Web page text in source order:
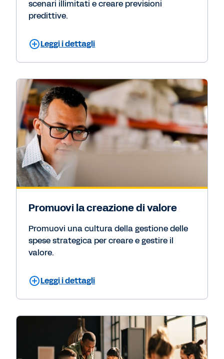
scenari illimitati e creare previsioni
predittive.
Leggi i dettagli
Promuovi la creazione di valore
Promuovi una cultura della gestione delle
spese strategica per creare e gestire il
valore.
Leggi i dettagli